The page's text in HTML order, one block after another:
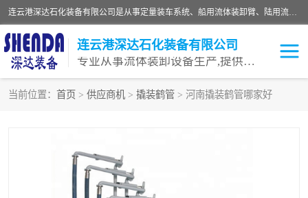
连云港深达石化装备有限公司是从事定量装车系统、船用流体装卸臂、陆用流体装卸臂（鹤管）、活动梯、钢构平台等全系列流体装卸设备的设计、制造、销售以及服务的专业供应商。公司始终以客户为中心，密切跟踪国内外油气储运及装卸设备先进技术的发展，以先进的技术、优质的产品、一流的服务，满足客户需求。
连云港深达石化装备有限公司
专业从事流体装卸设备生产,提供全面解决方案，生产与定制服务
当前位置： 首页 > 供应商机 > 撬装鹤管 > 河南撬装鹤管哪家好
液氨装鹤管